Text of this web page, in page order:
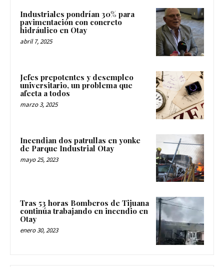
Industriales pondrían 30% para
pavimentación con concreto
hidráulico en Otay
abril 7, 2025
Jefes prepotentes y desempleo
universitario, un problema que
afecta a todos
marzo 3, 2025
Incendian dos patrullas en yonke
de Parque Industrial Otay
mayo 25, 2023
Tras 53 horas Bomberos de Tijuana
continúa trabajando en incendio en
Otay
enero 30, 2023